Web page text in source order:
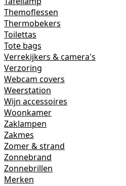
Themoflessen
Thermobekers
Toilettas
Tote bags
Verrekijkers & camera's
Verzoring
Webcam covers
Weerstation
Wijn accessoires
Woonkamer
Zaklampen
Zakmes
Zomer & strand
Zonnebrand
Zonnebrillen
Merken